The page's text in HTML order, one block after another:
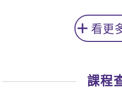
看更
課程